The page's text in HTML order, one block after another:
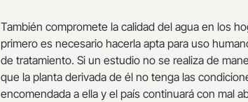
También compromete la calidad del agua en los
primero es necesario hacerla apta para uso
de tratamiento. Si un estudio no se realiza de
que la planta derivada de él no tenga las
encomendada a ella y el país continuará con mal